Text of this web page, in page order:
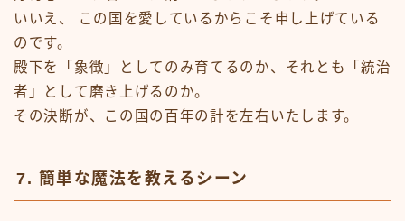
いいえ、 この国を愛しているからこそ申し上げている
のです。
殿下を「象徴」としてのみ育てるのか、それとも「統治
者」として磨き上げるのか。
その決断が、この国の百年の計を左右いたします。
7. 簡単な魔法を教えるシーン